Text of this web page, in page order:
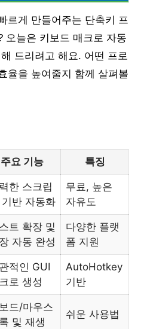
르게 만들어주는 단축키 프
오늘은 키보드 매크로 자동
드리려고 해요. 어떤 프로
율을 높여줄지 함께 살펴볼
주요 기능 특징
한 스크립
기반 자동화
무료, 높은
자유도
트 확장 및
자동 완성
다양한 플랫
폼 지원
적인 GUI
로 생성
AutoHotkey
기반
드/마우스
및 재생
쉬운 사용법